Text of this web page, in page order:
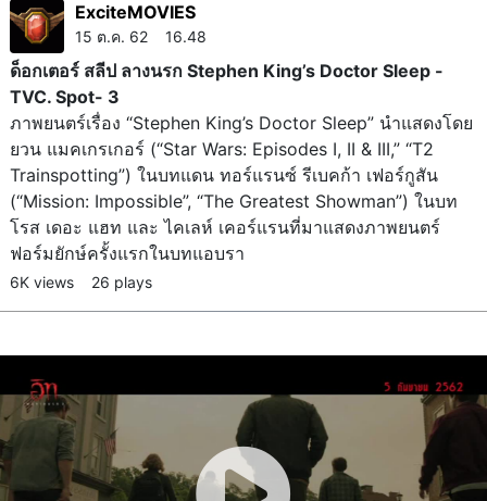
ExciteMOVIES
15 ต.ค. 62 16.48
ด็อกเตอร์ สลีป ลางนรก Stephen King’s Doctor Sleep -
TVC. Spot- 3
ภาพยนตร์เรื่อง “Stephen King’s Doctor Sleep” นำแสดงโดย
ยวน แมคเกรเกอร์ (“Star Wars: Episodes I, II & III,” “T2
Trainspotting”) ในบทแดน ทอร์แรนซ์ รีเบคก้า เฟอร์กูสัน
(“Mission: Impossible”, “The Greatest Showman”) ในบท
โรส เดอะ แฮท และ ไคเลห์ เคอร์แรนที่มาแสดงภาพยนตร์
ฟอร์มยักษ์ครั้งแรกในบทแอบรา
6K views 26 plays